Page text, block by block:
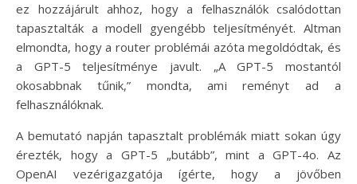
ez hozzájárult ahhoz, hogy a felhasználók csalódottan
tapasztalták a modell gyengébb teljesítményét. Altman
elmondta, hogy a router problémái azóta megoldódtak, és
a GPT-5 teljesítménye javult. „A GPT-5 mostantól
okosabbnak tűnik,” mondta, ami reményt ad a
felhasználóknak.
A bemutató napján tapasztalt problémák miatt sokan úgy
érezték, hogy a GPT-5 „butább”, mint a GPT-4o. Az
OpenAI vezérigazgatója ígérte, hogy a jövőben